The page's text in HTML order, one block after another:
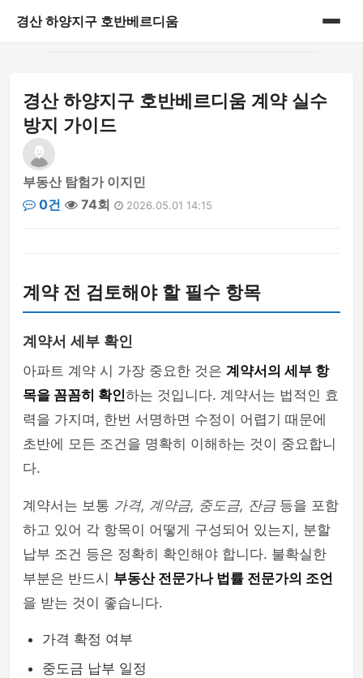
경산 하양지구 호반베르디움
게시판
경산 하양지구 호반베르디움 계약 실수
방지 가이드
부동산 탐험가 이지민
0건
74회 2026.05.01 14:15
계약 전 검토해야 할 필수 항목
계약서 세부 확인
아파트 계약 시 가장 중요한 것은 계약서의 세부 항
목을 꼼꼼히 확인하는 것입니다. 계약서는 법적인 효
력을 가지며, 한번 서명하면 수정이 어렵기 때문에
초반에 모든 조건을 명확히 이해하는 것이 중요합니
다.
계약서는 보통 가격, 계약금, 중도금, 잔금등을 포함
하고 있어 각 항목이 어떻게 구성되어 있는지, 분할
납부 조건 등은 정확히 확인해야 합니다. 불확실한
부분은 반드시 부동산 전문가나 법률 전문가의 조언
을 받는 것이 좋습니다.
가격 확정 여부
중도금 납부 일정